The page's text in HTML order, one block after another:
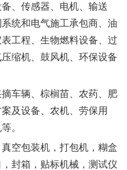
、传感器、电机、输送
统和电气施工承包商、油
工程、生物燃料设备、过
缩机、鼓风机、环保设备
车辆、棕榈苗、农药、肥
及设备、农机、劳保用
。
空包装机，打包机，糊盒
封箱，贴标机械，测试仪